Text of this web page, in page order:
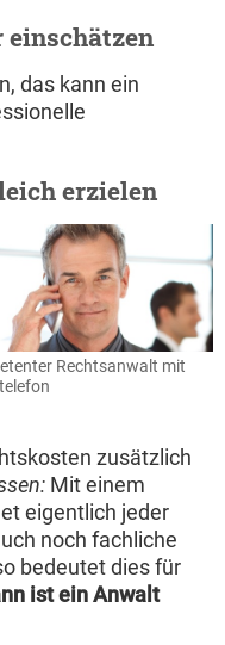
einschätzen
das kann ein
erzielen
Rechtsanwalt mit
zusätzlich
Mit einem
eigentlich jeder
noch fachliche
bedeutet dies für
ist ein Anwalt